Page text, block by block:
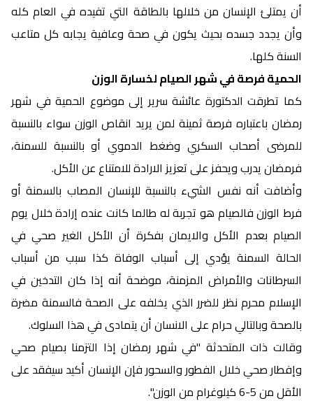
أن يمتلئ الإنسان من خلالها بالطاقة التي تفيده في العام كله
وأن يجدد جسده بحيث يكون في صحة وعافية يجابه كل متاعب
السنة كلها.
الحمية فرصة في شهر الصيام لخسارة الوزن
كما تطرقت الدكتورة عائشة سرير إلى موضوع الحمية في شهر
رمضان باعتباره فرصة ثمينة لمن يريد انقاص الوزن سواء بالنسبة
للمرضى أصحاب السكري وضغط الدموي أو بالنسبة للسمنة،
فرمضان يدرب ويحفز على تعزيز الارادة للامتناع عن الأكل.
وأضافت أنه نفس الشيء بالنسبة للإنسان المصاب بالسمنة أو
فرط الوزن فالصيام هو تجربة له طالما كانت عنده إرادة خلال يوم
الصيام بعدم الأكل والايمان بفكرة أن الأكل الغير صحي في
الحالة السمنة يؤدي إلى أسباب الوفاة كذا سبب من أسباب
السرطانات والأمراض المزمنة، موضحة أنه إذا كان التدخين في
الإسلام محرم نظر للضرر الذي يخلفه على الصحة فالسمنة مضرة
بالصحة وبالتالي حرام على الانسان أن يتمادى في هذا السلوك.
وقالت ذات المتحدثة "في شهر رمضان إذا التزمنا بصيام صحي
وإفطار صحي خلال الفطور والسحور فإن الإنسان أكيد سيفقد على
الأقل من 5-6 كيلوغرام من الوزن".